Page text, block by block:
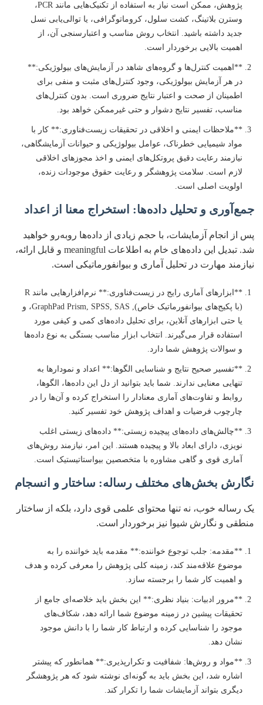
پژوهش، ممکن است نیاز به استفاده از تکنیک‌هایی مانند PCR،
وسترن بلاتینگ، کشت سلول، کروماتوگرافی، یا توالی‌یابی نسل
جدید داشته باشید. انتخاب روش مناسب و اعتبارسنجی آن، از
اهمیت بالایی برخوردار است.
**اهمیت کنترل‌ها و گروه‌های شاهد در آزمایش‌های بیولوژیکی:**
در هر آزمایش بیولوژیکی، وجود کنترل‌های مثبت و منفی برای
اطمینان از صحت و اعتبار نتایج ضروری است. بدون کنترل‌های
مناسب، تفسیر نتایج دشوار و حتی غیرممکن خواهد بود.
**ملاحظات ایمنی و اخلاقی در تحقیقات زیست‌فناوری:** کار با
مواد شیمیایی خطرناک، عوامل بیولوژیکی و حیوانات آزمایشگاهی،
نیازمند رعایت دقیق پروتکل‌های ایمنی و اخذ مجوزهای اخلاقی
لازم است. سلامت پژوهشگر و رعایت حقوق موجودات زنده،
اولویت اصلی است.
جمع‌آوری و تحلیل داده‌ها: استخراج معنا از اعداد
پس از انجام آزمایشات، با حجم زیادی از داده‌ها روبه‌رو خواهید
شد. تبدیل این داده‌های خام به اطلاعات meaningful و قابل ارائه،
نیازمند مهارت در تحلیل آماری و بیوانفورماتیکی است.
**ابزارهای آماری رایج در زیست‌فناوری:** نرم‌افزارهایی مانند R
(با پکیج‌های بیوانفورماتیک خاص), GraphPad Prism, SPSS, SAS، و
یا حتی ابزارهای آنلاین، برای تحلیل داده‌های کمی و کیفی مورد
استفاده قرار می‌گیرند. انتخاب ابزار مناسب بستگی به نوع داده‌ها
و سوالات پژوهش شما دارد.
**تفسیر صحیح نتایج و شناسایی الگوها:** اعداد و نمودارها به
تنهایی معنایی ندارند. شما باید بتوانید از دل این داده‌ها، الگوها،
روابط و تفاوت‌های آماری معنادار را استخراج کرده و آن‌ها را در
چارچوب فرضیات و اهداف پژوهش خود تفسیر کنید.
**چالش‌های داده‌های پیچیده زیستی:** داده‌های زیستی اغلب
نویزی، دارای ابعاد بالا و پیچیده هستند. این امر، نیازمند روش‌های
آماری قوی و گاهی مشاوره با متخصصین بیواستاتیستیک است.
نگارش بخش‌های مختلف رساله: ساختار و انسجام
یک رساله خوب، نه تنها محتوای علمی قوی دارد، بلکه از ساختار
منطقی و نگارش شیوا نیز برخوردار است.
**مقدمه: جلب توجوع خواننده:** مقدمه باید خواننده را به
موضوع علاقه‌مند کند، زمینه کلی پژوهش را معرفی کرده و هدف
و اهمیت کار شما را برجسته سازد.
**مرور ادبیات: بنیاد نظری:** این بخش باید خلاصه‌ای جامع از
تحقیقات پیشین در زمینه موضوع شما ارائه دهد، شکاف‌های
موجود را شناسایی کرده و ارتباط کار شما را با دانش موجود
نشان دهد.
**مواد و روش‌ها: شفافیت و تکرارپذیری:** همانطور که پیشتر
اشاره شد، این بخش باید به گونه‌ای نوشته شود که هر پژوهشگر
دیگری بتواند آزمایشات شما را تکرار کند.